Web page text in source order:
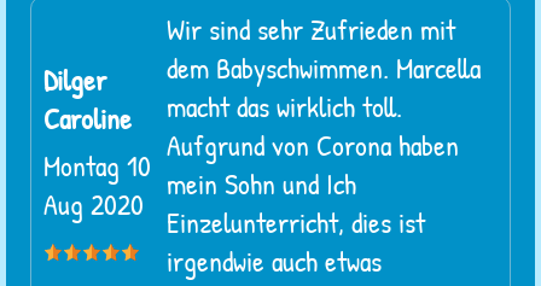
Dilger
Caroline
Montag 10
Aug 2020
Wir sind sehr Zufrieden mit
dem Babyschwimmen. Marcella
macht das wirklich toll.
Aufgrund von Corona haben
mein Sohn und Ich
Einzelunterricht, dies ist
irgendwie auch etwas